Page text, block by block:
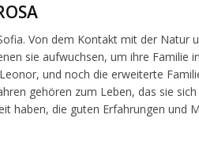
Von dem Kontakt mit der
sie aufwuchsen, um ihre
und noch die erweiterte
gehören zum Leben, das sie
haben, die guten Erfahrungen und